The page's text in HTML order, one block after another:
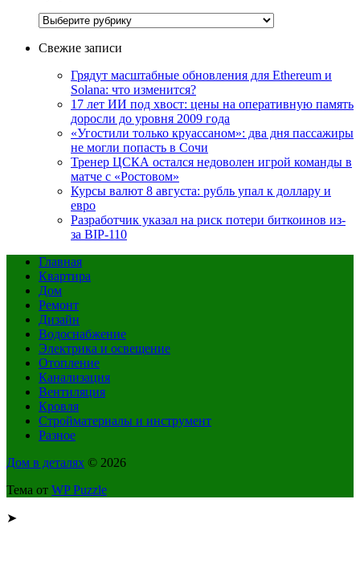
Рубрики
Свежие записи
Грядут масштабные обновления для Ethereum и
Solana: что изменится?
17 лет ИИ под хвост: цены на оперативную память
доросли до уровня 2009 года
«Угостили только круассаном»: два дня пассажиры
не могли попасть в Сочи
Тренер ЦСКА остался недоволен игрой команды в
матче с «Ростовом»
Курсы валют 8 августа: рубль упал к доллару и
евро
Разработчик указал на риск потери биткоинов из-
за BIP-110
Главная
Квартира
Дом
Ремонт
Дизайн
Водоснабжение
Электрика и освещение
Отопление
Канализация
Вентиляция
Кровля
Стройматериалы и инструмент
Разное
Дом в деталях © 2026
Тема от WP Puzzle
➤